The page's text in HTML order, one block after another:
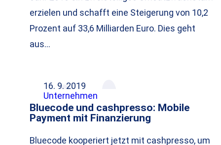
erzielen und schafft eine Steigerung von 10,2
Prozent auf 33,6 Milliarden Euro. Dies geht
aus…
16. 9. 2019
Unternehmen
Bluecode und cashpresso: Mobile
Payment mit Finanzierung
Bluecode kooperiert jetzt mit cashpresso, um